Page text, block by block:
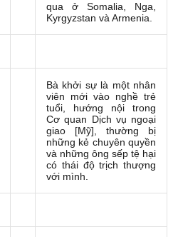
qua ở Somalia, Nga,
Kyrgyzstan và Armenia.
Bà khởi sự là một nhân
viên mới vào nghề trẻ
tuổi, hướng nội trong
Cơ quan Dịch vụ ngoại
giao [Mỹ], thường bị
những kẻ chuyên quyền
và những ông sếp tệ hại
có thái độ trịch thượng
với mình.